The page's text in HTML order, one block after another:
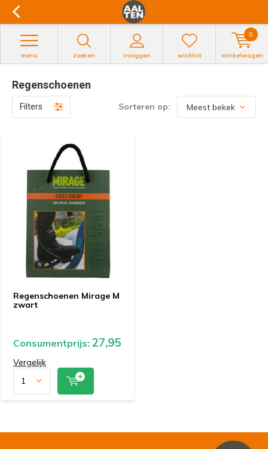
zoeken inloggen
menu wishlist winkelwagen
0
Regenschoenen
Filters Sorteren op:
Regenschoenen Mirage M
zwart
Consumentprijs: 27,95
Vergelijk